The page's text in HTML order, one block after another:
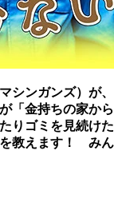
シンガンズ）が、
「金持ちの家から
りゴミを見続けた
を教えます！ みん